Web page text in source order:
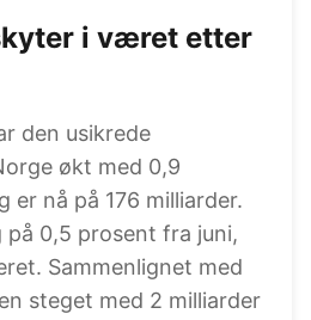
i været etter
den usikrede
økt med 0,9
er nå på 176 milliarder.
0,5 prosent fra juni,
Sammenlignet med
steget med 2 milliarder